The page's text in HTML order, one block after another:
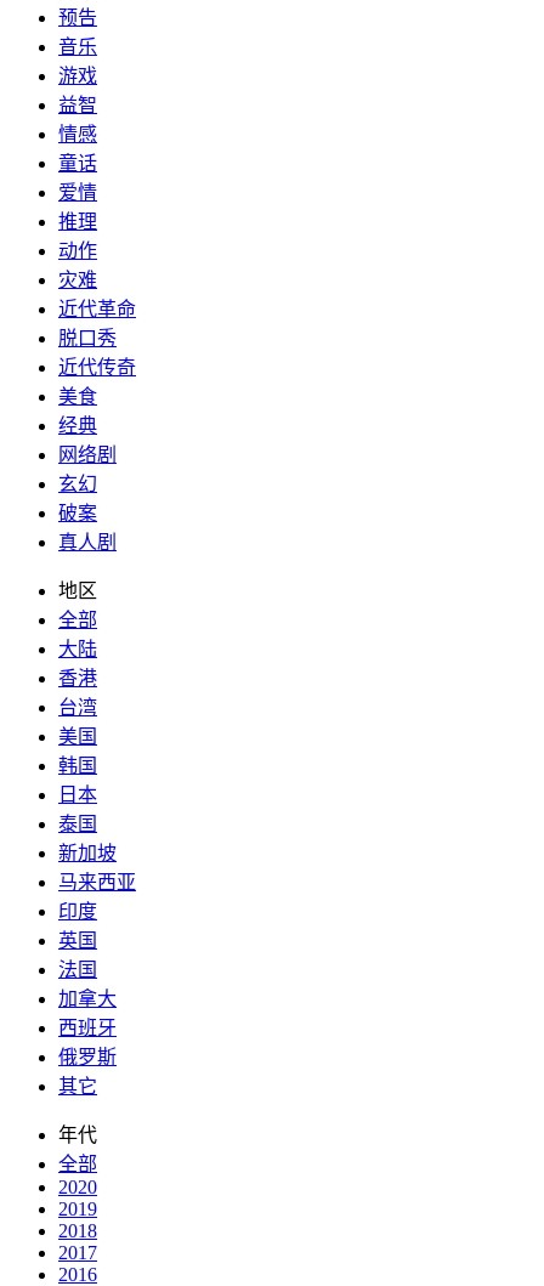
预告
音乐
游戏
益智
情感
童话
爱情
推理
动作
灾难
近代革命
脱口秀
近代传奇
美食
经典
网络剧
玄幻
破案
真人剧
地区
全部
大陆
香港
台湾
美国
韩国
日本
泰国
新加坡
马来西亚
印度
英国
法国
加拿大
西班牙
俄罗斯
其它
年代
全部
2020
2019
2018
2017
2016